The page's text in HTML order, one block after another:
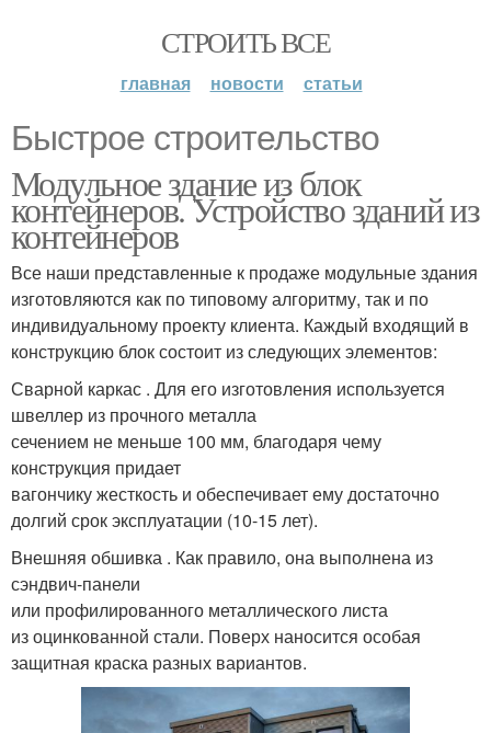
СТРОИТЬ ВСЕ
главная новости статьи
Быстрое строительство
Модульное здание из блок
контейнеров. Устройство зданий из
контейнеров
Все наши представленные к продаже модульные здания
изготовляются как по типовому алгоритму, так и по
индивидуальному проекту клиента. Каждый входящий в
конструкцию блок состоит из следующих элементов:
Сварной каркас . Для его изготовления используется
швеллер из прочного металла
сечением не меньше 100 мм, благодаря чему
конструкция придает
вагончику жесткость и обеспечивает ему достаточно
долгий срок эксплуатации (10-15 лет).
Внешняя обшивка . Как правило, она выполнена из
сэндвич-панели
или профилированного металлического листа
из оцинкованной стали. Поверх наносится особая
защитная краска разных вариантов.